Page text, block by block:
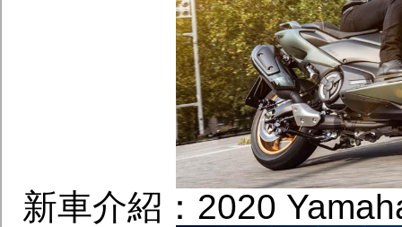
新車介紹：2020